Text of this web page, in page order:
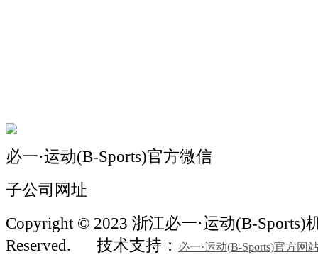
必一·运动(B-Sports)官方微信
子公司网址
Copyright © 2023 浙江必一·运动(B-Sports)
Reserved.
技术支持： 必一·运动(B-Sports)官方网